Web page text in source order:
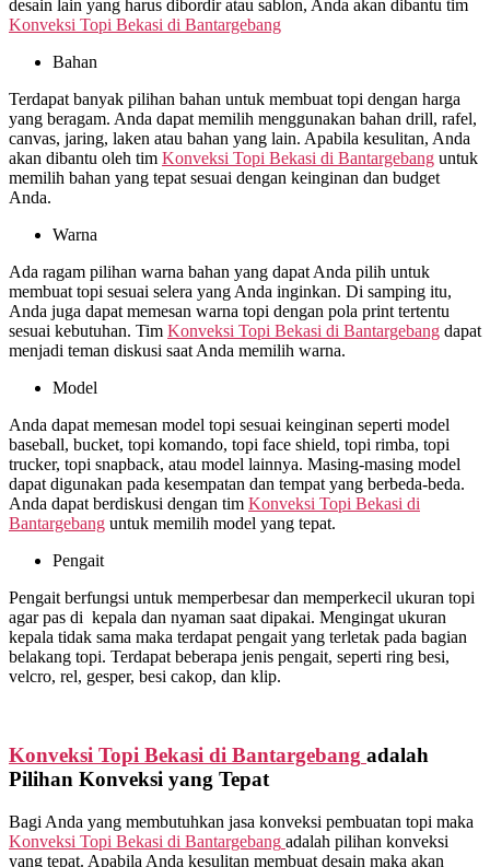
desain lain yang harus dibordir atau sablon, Anda akan dibantu tim
Konveksi Topi Bekasi di Bantargebang
Bahan
Terdapat banyak pilihan bahan untuk membuat topi dengan harga
yang beragam. Anda dapat memilih menggunakan bahan drill, rafel,
canvas, jaring, laken atau bahan yang lain. Apabila kesulitan, Anda
akan dibantu oleh tim Konveksi Topi Bekasi di Bantargebang untuk
memilih bahan yang tepat sesuai dengan keinginan dan budget
Anda.
Warna
Ada ragam pilihan warna bahan yang dapat Anda pilih untuk
membuat topi sesuai selera yang Anda inginkan. Di samping itu,
Anda juga dapat memesan warna topi dengan pola print tertentu
sesuai kebutuhan. Tim Konveksi Topi Bekasi di Bantargebang dapat
menjadi teman diskusi saat Anda memilih warna.
Model
Anda dapat memesan model topi sesuai keinginan seperti model
baseball, bucket, topi komando, topi face shield, topi rimba, topi
trucker, topi snapback, atau model lainnya. Masing-masing model
dapat digunakan pada kesempatan dan tempat yang berbeda-beda.
Anda dapat berdiskusi dengan tim Konveksi Topi Bekasi di
Bantargebang untuk memilih model yang tepat.
Pengait
Pengait berfungsi untuk memperbesar dan memperkecil ukuran topi
agar pas di kepala dan nyaman saat dipakai. Mengingat ukuran
kepala tidak sama maka terdapat pengait yang terletak pada bagian
belakang topi. Terdapat beberapa jenis pengait, seperti ring besi,
velcro, rel, gesper, besi cakop, dan klip.
Konveksi Topi Bekasi di Bantargebang adalah
Pilihan Konveksi yang Tepat
Bagi Anda yang membutuhkan jasa konveksi pembuatan topi maka
Konveksi Topi Bekasi di Bantargebang adalah pilihan konveksi
yang tepat. Apabila Anda kesulitan membuat desain maka akan